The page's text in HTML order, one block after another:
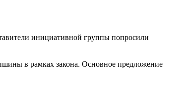
инициативной группы попросили
в рамках закона. Основное предложение